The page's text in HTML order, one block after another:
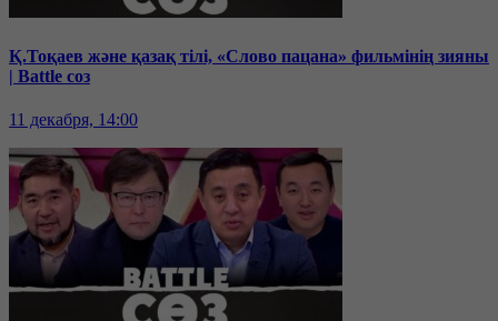
Қ.Тоқаев және қазақ тілі, «Слово пацана» фильмінің зияны
| Battle соз
11 декабря, 14:00